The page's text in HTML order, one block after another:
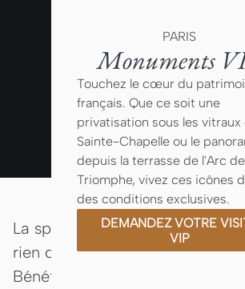
PARIS
Monuments
Touchez le cœur du
français. Que ce soit une
privatisation sous les vitraux
Sainte-Chapelle ou le
depuis la terrasse de l'Arc de
Triomphe, vivez ces icônes
des conditions exclusives.
DEMANDEZ VOTRE
VIP
La splendeur du patrimoine
rien que pour vous.
Bénéficiez d'un